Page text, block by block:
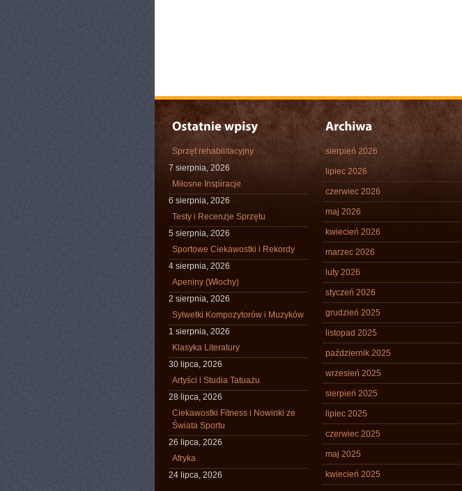
Sprzęt rehabilitacyjny
7 sierpnia, 2026
Miłosne Inspiracje
6 sierpnia, 2026
Testy i Recenzje Sprzętu
5 sierpnia, 2026
Sportowe Ciekawostki i Rekordy
4 sierpnia, 2026
Apeniny (Włochy)
2 sierpnia, 2026
Sylwetki Kompozytorów i Muzyków
1 sierpnia, 2026
Klasyka Literatury
30 lipca, 2026
Artyści i Studia Tatuażu
28 lipca, 2026
Ciekawostki Fitness i Nowinki ze
Świata Sportu
26 lipca, 2026
Afryka
24 lipca, 2026
sierpień 2026
lipiec 2026
czerwiec 2026
maj 2026
kwiecień 2026
marzec 2026
luty 2026
styczeń 2026
grudzień 2025
listopad 2025
październik 2025
wrzesień 2025
sierpień 2025
lipiec 2025
czerwiec 2025
maj 2025
kwiecień 2025